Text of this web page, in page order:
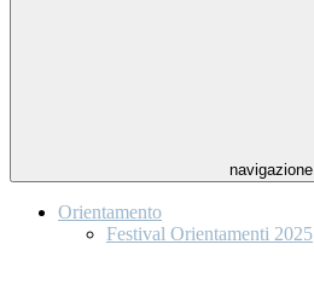
navigazione
Orientamento
Festival Orientamenti 2025